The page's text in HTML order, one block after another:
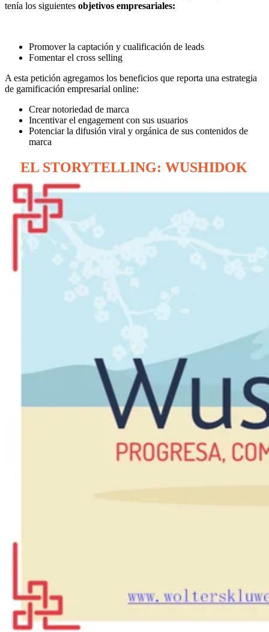
tenía los siguientes objetivos empresariales:
Promover la captación y cualificación de leads
Fomentar el cross selling
A esta petición agregamos los beneficios que reporta una estrategia
de gamificación empresarial online:
Crear notoriedad de marca
Incentivar el engagement con sus usuarios
Potenciar la difusión viral y orgánica de sus contenidos de
marca
EL STORYTELLING: WUSHIDOK